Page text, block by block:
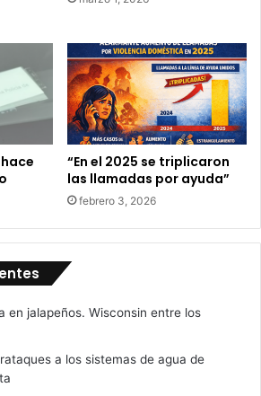
“En el 2025 se triplicaron
las llamadas por ayuda”
febrero 3, 2026
en jalapeños. Wisconsin entre los
a los sistemas de agua de